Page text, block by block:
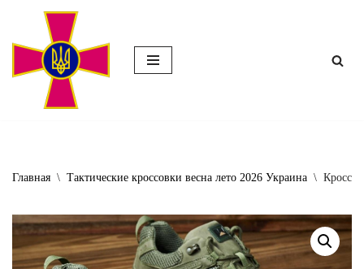
Перейти
содержимому
Главная \ Тактические кроссовки весна лето 2026 Украина \